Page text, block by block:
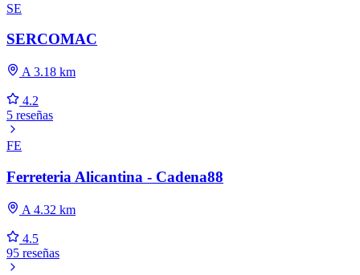
SE
SERCOMAC
A 3.18 km
4.2
5 reseñas
FE
Ferreteria Alicantina - Cadena88
A 4.32 km
4.5
95 reseñas